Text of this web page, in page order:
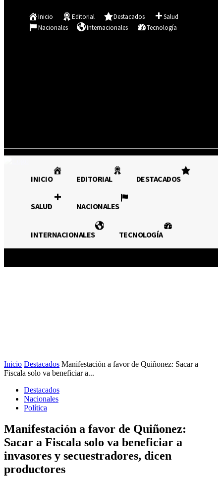
Inicio
Editorial Destacados
Salud
Nacionales
Internacionales
Tecnología
INICIO EDITORIAL
DESTACADOS SALUD
INTERNACIONALES
INICIO EDITORIAL DESTACADOS
SALUD NACIONALES
INTERNACIONALES TECNOLOGÍA
Inicio Destacados Manifestación a favor de Quiñonez: Sacar a
Fiscala solo va beneficiar a...
Destacados
Nacionales
Política
Manifestación a favor de Quiñonez:
Sacar a Fiscala solo va beneficiar a
invasores y secuestradores, dicen
productores